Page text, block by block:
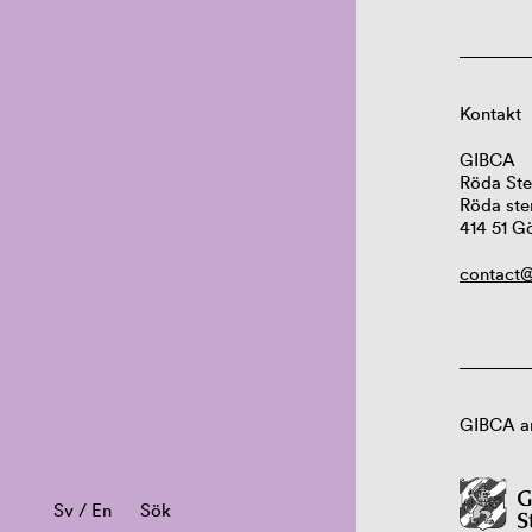
Sv / En
Kontakt
GIBCA
Röda
Röda
414 51
GIBCA